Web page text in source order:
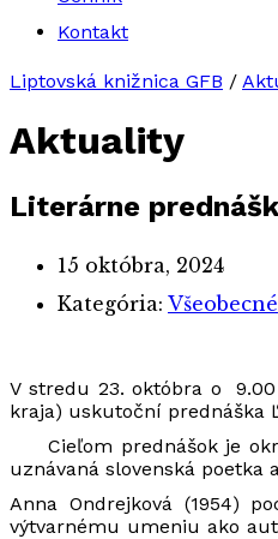
Kontakt
Liptovská knižnica GFB /
Aktuality
Literárne
15 októbra, 2024
Kategória: Všeobecné
V stredu 23. októbra o 9.00
kraja) uskutoční prednáška
Cieľom prednášok je
uznávaná slovenská poetka
Anna Ondrejková (1954)
výtvarnému umeniu ako